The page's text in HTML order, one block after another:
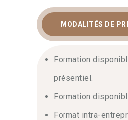
MODALITÉS DE
Formation
présentiel.
Formation
Format intra-